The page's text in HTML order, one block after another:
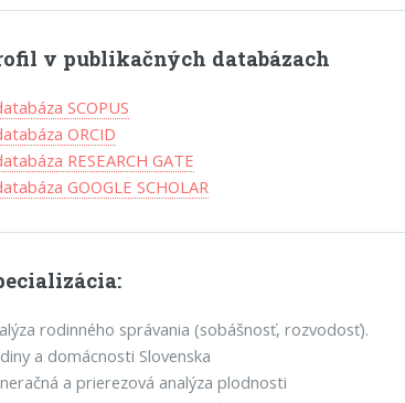
v publikačných databázach
SCOPUS
ORCID
RESEARCH GATE
GOOGLE SCHOLAR
rodinného správania (sobášnosť, rozvodosť).
a domácnosti Slovenska
a prierezová analýza plodnosti